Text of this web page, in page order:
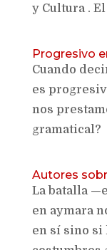
y Cultura .
Progresivo
Cuando
es
nos
gramatical?
Autores
La batalla
en aymara
en sí sino si